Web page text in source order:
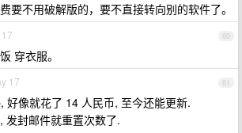
要不用破解版的，要不直接转向别的软件了。
60
穿衣服。
61
17
好像就花了 14 人民币, 至今还能更新.
发封邮件就重置次数了.